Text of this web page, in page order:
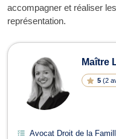
accompagner et réaliser
représentation.
Maître
5 (2
Avocat Droit de la